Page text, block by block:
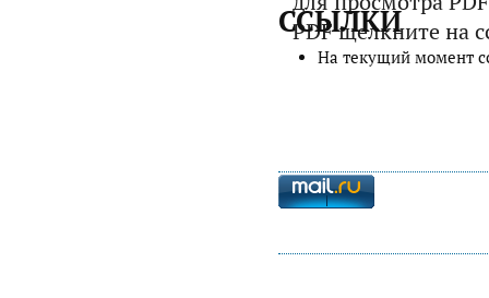
PDF щелкните на
ССЫЛКИ
На текущий момент